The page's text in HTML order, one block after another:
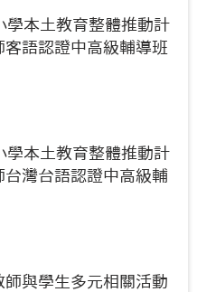
學本土教育整體推動計
語認證中高級輔導班
學本土教育整體推動計
灣台語認證中高級輔
與學生多元相關活動